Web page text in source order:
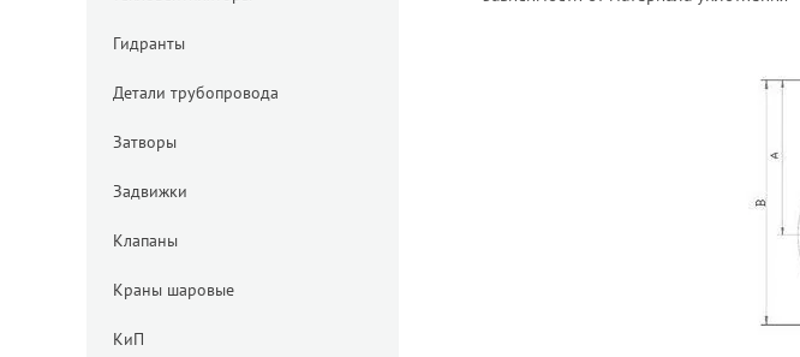
Гидранты
Детали трубопровода
Затворы
Задвижки
Клапаны
Краны шаровые
КиП